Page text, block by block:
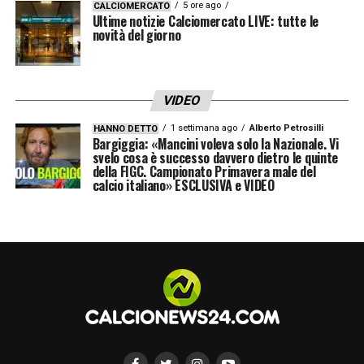
CALCIOMERCATO 5 ore ago
Ultime notizie Calciomercato LIVE: tutte le
novità del giorno
VIDEO
HANNO DETTO 1 settimana ago Alberto Petrosilli
Bargiggia: «Mancini voleva solo la Nazionale. Vi
svelo cosa è successo davvero dietro le quinte
della FIGC. Campionato Primavera male del
calcio italiano» ESCLUSIVA e VIDEO